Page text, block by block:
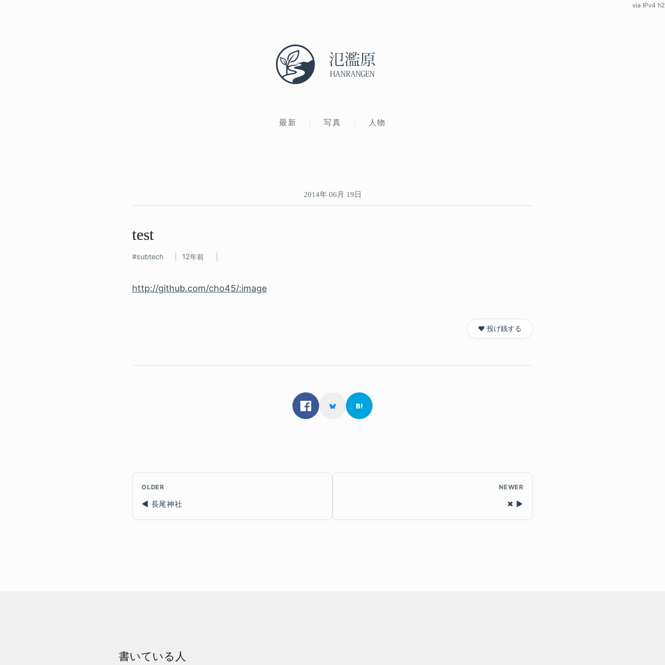
最新 写真 人物
via IPv4 h2
2014年 06月 19日
test
subtech 12年前
http://github.com/cho45/:image
❤️ 投げ銭する
OLDER
長尾神社
NEWER
✖
書いている人